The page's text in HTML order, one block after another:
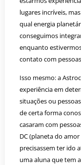
lugares incríveis,
qual energia
conseguimos
enquanto
contato com
Isso mesmo: a
experiência em
situações ou
de certa forma
casaram com
DC (planeta do
precisassem ter ido
uma aluna que tem